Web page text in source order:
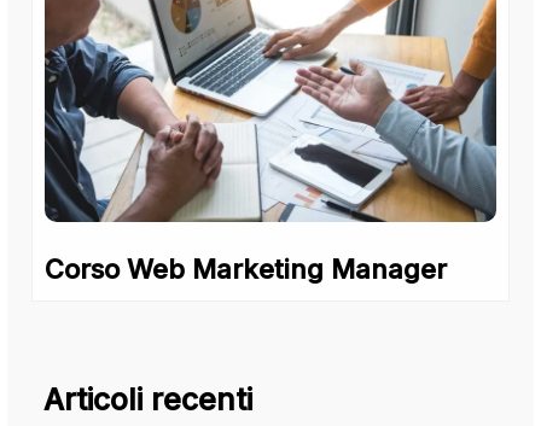
Corso Web Marketing Manager
Articoli recenti